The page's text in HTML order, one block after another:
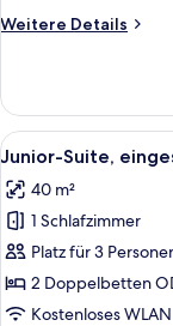
Weitere Details
Weitere
Suite
(M)
Alle
Fotos
für
Junior-
Suite,
eingeschränkter
Meerblick
7
Junior-Suite,
40 m²
1 Schlafzimmer
Platz für 3
2 Doppelbetten
Kostenloses WLAN